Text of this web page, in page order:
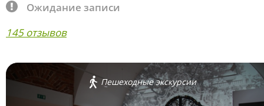
Ожидание записи
145 отзывов
Пешеходные экскурсии